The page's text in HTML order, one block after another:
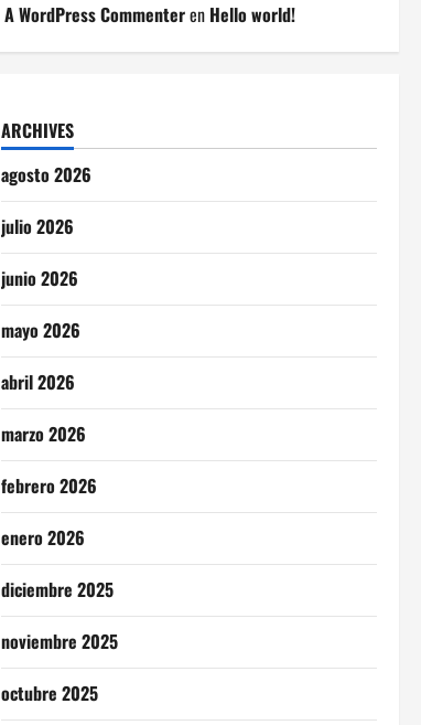
A WordPress Commenteren Hello world!
ARCHIVES
agosto 2026
julio 2026
junio 2026
mayo 2026
abril 2026
marzo 2026
febrero 2026
enero 2026
diciembre 2025
noviembre 2025
octubre 2025